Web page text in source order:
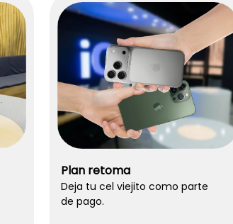
Plan retoma
Deja tu cel viejito como parte
de pago.